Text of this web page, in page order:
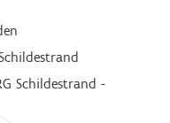
Schildestrand -